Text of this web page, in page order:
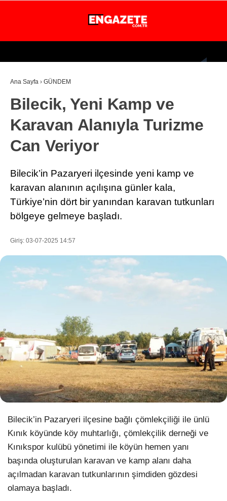
WhatsApp İhbar Hattı
Instagram
Youtube
Pinterest
Dribbble
LinkedIn
28.5
İSTANBUL
GÜNDEM
EKONOMİ
DÜNYA
MAGAZİN
SAĞLIK
TEKNOLOJİ
Ana Sayfa › GÜNDEM
Bilecik, Yeni Kamp ve
Karavan Alanıyla Turizme
Can Veriyor
Bilecik’in Pazaryeri ilçesinde yeni kamp ve
karavan alanının açılışına günler kala,
Türkiye’nin dört bir yanından karavan tutkunları
bölgeye gelmeye başladı.
Giriş: 03-07-2025 14:57
Bilecik’in Pazaryeri ilçesine bağlı çömlekçiliği ile ünlü
Kınık köyünde köy muhtarlığı, çömlekçilik derneği ve
Kınıkspor kulübü yönetimi ile köyün hemen yanı
başında oluşturulan karavan ve kamp alanı daha
açılmadan karavan tutkunlarının şimdiden gözdesi
olamaya başladı.